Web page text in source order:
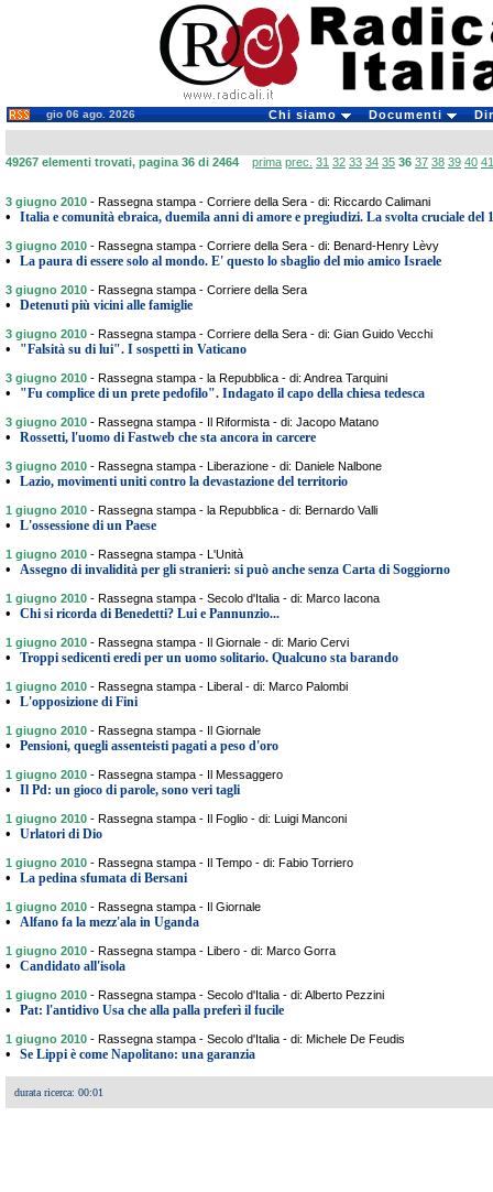
gio 06 ago. 2026 Chi siamo Documenti
49267 elementi trovati, pagina 36 di 2464 prima prec. 31 32 33 34 35 36 37 38 39 40 41
3 giugno 2010 - Rassegna stampa - Corriere della Sera - di: Riccardo Calimani
• Italia e comunità ebraica, duemila anni di amore e pregiudizi. La svolta cruciale del
3 giugno 2010 - Rassegna stampa - Corriere della Sera - di: Benard-Henry Lèvy
• La paura di essere solo al mondo. E' questo lo sbaglio del mio amico Israele
3 giugno 2010 - Rassegna stampa - Corriere della Sera
• Detenuti più vicini alle famiglie
3 giugno 2010 - Rassegna stampa - Corriere della Sera - di: Gian Guido Vecchi
• "Falsità su di lui". I sospetti in Vaticano
3 giugno 2010 - Rassegna stampa - la Repubblica - di: Andrea Tarquini
• "Fu complice di un prete pedofilo". Indagato il capo della chiesa tedesca
3 giugno 2010 - Rassegna stampa - Il Riformista - di: Jacopo Matano
• Rossetti, l'uomo di Fastweb che sta ancora in carcere
3 giugno 2010 - Rassegna stampa - Liberazione - di: Daniele Nalbone
• Lazio, movimenti uniti contro la devastazione del territorio
1 giugno 2010 - Rassegna stampa - la Repubblica - di: Bernardo Valli
• L'ossessione di un Paese
1 giugno 2010 - Rassegna stampa - L'Unità
• Assegno di invalidità per gli stranieri: si può anche senza Carta di Soggiorno
1 giugno 2010 - Rassegna stampa - Secolo d'Italia - di: Marco Iacona
• Chi si ricorda di Benedetti? Lui e Pannunzio...
1 giugno 2010 - Rassegna stampa - Il Giornale - di: Mario Cervi
• Troppi sedicenti eredi per un uomo solitario. Qualcuno sta barando
1 giugno 2010 - Rassegna stampa - Liberal - di: Marco Palombi
• L'opposizione di Fini
1 giugno 2010 - Rassegna stampa - Il Giornale
• Pensioni, quegli assenteisti pagati a peso d'oro
1 giugno 2010 - Rassegna stampa - Il Messaggero
• Il Pd: un gioco di parole, sono veri tagli
1 giugno 2010 - Rassegna stampa - Il Foglio - di: Luigi Manconi
• Urlatori di Dio
1 giugno 2010 - Rassegna stampa - Il Tempo - di: Fabio Torriero
• La pedina sfumata di Bersani
1 giugno 2010 - Rassegna stampa - Il Giornale
• Alfano fa la mezz'ala in Uganda
1 giugno 2010 - Rassegna stampa - Libero - di: Marco Gorra
• Candidato all'isola
1 giugno 2010 - Rassegna stampa - Secolo d'Italia - di: Alberto Pezzini
• Pat: l'antidivo Usa che alla palla preferì il fucile
1 giugno 2010 - Rassegna stampa - Secolo d'Italia - di: Michele De Feudis
• Se Lippi è come Napolitano: una garanzia
durata ricerca: 00:01